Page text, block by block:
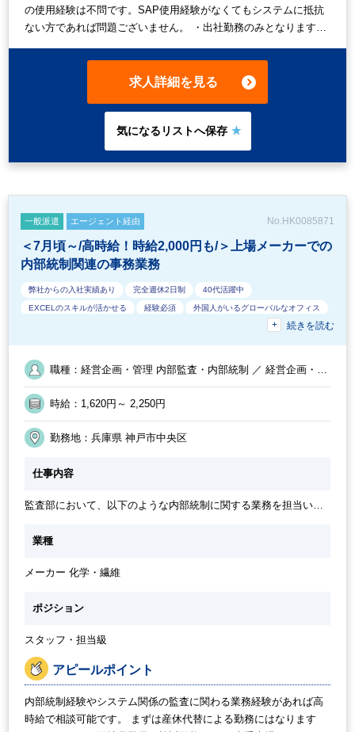
の使用経験は不問です。SAP使用経験がなくてもシステムに抵抗
ない方であれば問題ございません。 ・出社勤務のみとなります。
～16:00、9:30～17:00など）。 ・隣のチームでジャスネットのス
求人詳細を見る
一般派遣 エージェント経由 No.HK0085871
＜7月頃～/高時給！時給2,000円も/＞上場メーカーでの
内部統制関連の事務業務
弊社からの入社実績あり 完全週休2日制 40代活躍中
EXCELのスキルが活かせる 経験必須 外国人がいるグローバルなオフィス
オフィスカジュアルOK 休憩室あり 50代活躍中 派遣スタッフ活躍中
20代活躍中
土日祝休み
業務手順等のOJT 30代活躍中
続きを読む
職種：経営企画・管理 内部監査・内部統制 ／ 経営企画・管
理 システム監査
時給：1,620円～ 2,250円
勤務地：兵庫県 神戸市中央区
仕事内容
監査部において、以下のような内部統制に関する業務を担当いた
築他、内部統制に関わる事務業務 ・業務監査でのITリスク監査・
改善フォローなど
業種
メーカー 化学・繊維
ポジション
スタッフ・担当級
アピールポイント
内部統制経験やシステム関係の監査に関わる業務経験があれば高
時給で相談可能です。 まずは産休代替による勤務にはなります